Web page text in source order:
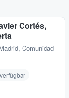
Cortés,
Madrid, Comunidad